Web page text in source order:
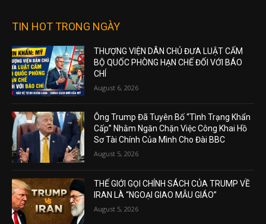
TIN HOT TRONG NGÀY
THƯỢNG VIỆN DÂN CHỦ ĐƯA LUẬT CẤM
BỘ QUỐC PHÒNG HẠN CHẾ ĐỐI VỚI BÁO
CHÍ
August 6, 2026
Ông Trump Đã Tuyên Bố “Tình Trạng Khẩn
Cấp” Nhằm Ngăn Chặn Việc Công Khai Hồ
Sơ Tài Chính Của Mình Cho Đài BBC
August 5, 2026
THẾ GIỚI GỌI CHÍNH SÁCH CỦA TRUMP VỀ
IRAN LÀ “NGOẠI GIAO MẪU GIÁO”
August 5, 2026